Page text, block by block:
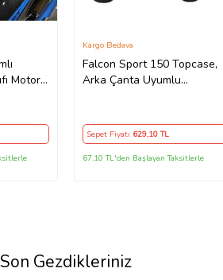
Motor
Falcon Sport 150 Topcase,
Arka Çanta Uyumlu
Kargo Bedava
Sepet Fiyatı 629,10 TL
67,10 TL'den Başlayan Taksitlerle
Son Gezdikleriniz